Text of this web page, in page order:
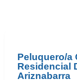
Peluquero/a
Residencial
Ariznabarra